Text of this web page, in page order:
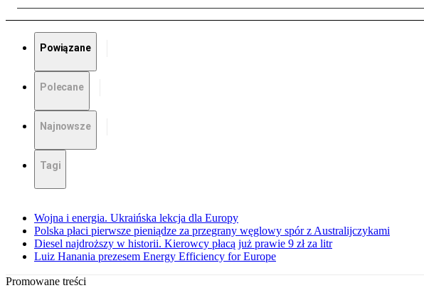
Powiązane
Polecane
Najnowsze
Tagi
Wojna i energia. Ukraińska lekcja dla Europy
Polska płaci pierwsze pieniądze za przegrany węglowy spór z Australijczykami
Diesel najdroższy w historii. Kierowcy płacą już prawie 9 zł za litr
Luiz Hanania prezesem Energy Efficiency for Europe
Promowane treści